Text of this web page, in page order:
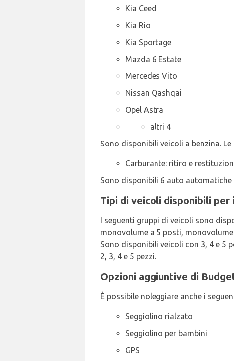
Kia Ceed
Kia Rio
Kia Sportage
Mazda 6 Estate
Mercedes Vito
Nissan Qashqai
Opel Astra
altri 4
Sono disponibili veicoli a benzina.
Carburante: ritiro e
Sono disponibili 6 auto
Tipi di veicoli disponibili
I seguenti gruppi di veicoli sono
monovolume a 5 posti,
Sono disponibili veicoli con 3, 4 e 5
2, 3, 4 e 5 pezzi.
Opzioni aggiuntive di
È possibile noleggiare anche i
Seggiolino rialzato
Seggiolino per bambini
GPS